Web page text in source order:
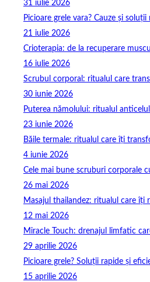
31 iulie 2026
Picioare grele vara? Cauze și
21 iulie 2026
Crioterapia: de la recuperare
16 iulie 2026
Scrubul corporal: ritualul care
30 iunie 2026
Puterea nămolului: ritualul
23 iunie 2026
Băile termale: ritualul care îți
4 iunie 2026
Cele mai bune scruburi corporale
26 mai 2026
Masajul thailandez: ritualul care îți
12 mai 2026
Miracle Touch: drenajul limfatic
29 aprilie 2026
Picioare grele? Soluții rapide și
15 aprilie 2026